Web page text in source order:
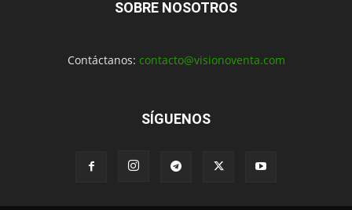
SOBRE NOSOTROS
Contáctanos: contacto@visionoventa.com
SÍGUENOS